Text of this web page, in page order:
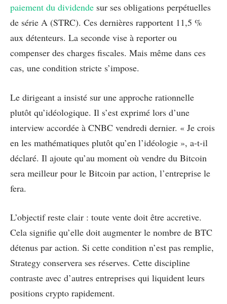
paiement du dividende sur ses obligations perpétuelles
de série A (STRC). Ces dernières rapportent 11,5 %
aux détenteurs. La seconde vise à reporter ou
compenser des charges fiscales. Mais même dans ces
cas, une condition stricte s’impose.
Le dirigeant a insisté sur une approche rationnelle
plutôt qu’idéologique. Il s’est exprimé lors d’une
interview accordée à CNBC vendredi dernier. « Je crois
en les mathématiques plutôt qu’en l’idéologie », a-t-il
déclaré. Il ajoute qu’au moment où vendre du Bitcoin
sera meilleur pour le Bitcoin par action, l’entreprise le
fera.
L’objectif reste clair : toute vente doit être accretive.
Cela signifie qu’elle doit augmenter le nombre de BTC
détenus par action. Si cette condition n’est pas remplie,
Strategy conservera ses réserves. Cette discipline
contraste avec d’autres entreprises qui liquident leurs
positions crypto rapidement.